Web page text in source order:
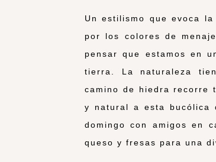
Un estilismo que evoca
por los colores de
pensar que estamos en
tierra. La naturaleza
camino de hiedra recorre
y natural a esta bucólica
domingo con amigos en
queso y fresas para una